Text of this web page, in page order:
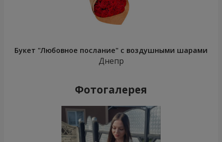
Букет "Любовное послание" с воздушными шарами
Днепр
Фотогалерея